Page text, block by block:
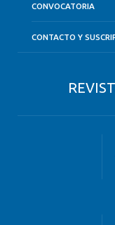
CONVOCATORIA
CONTACTO Y